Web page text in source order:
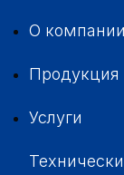
О компании
Продукция
Услуги